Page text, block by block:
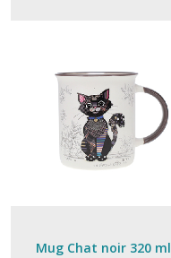
Mug Chat noir 320 ml